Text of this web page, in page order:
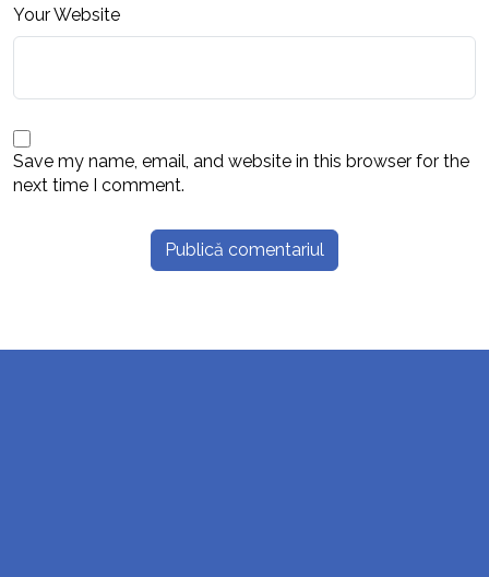
Your Website
Save my name, email, and website in this browser for the
next time I comment.